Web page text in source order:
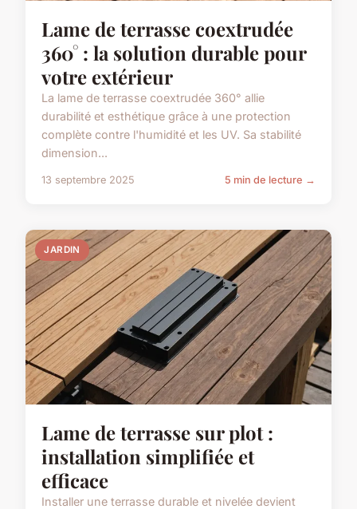
Lame de terrasse coextrudée
360° : la solution durable pour
votre extérieur
La lame de terrasse coextrudée 360° allie
durabilité et esthétique grâce à une protection
complète contre l'humidité et les UV. Sa stabilité
dimension...
13 septembre 2025 5 min de lecture →
JARDIN
Lame de terrasse sur plot :
installation simplifiée et
efficace
Installer une terrasse durable et nivelée devient